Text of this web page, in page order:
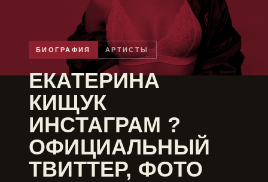
БИОГРАФИЯ АРТИСТЫ
ЕКАТЕРИНА
КИЩУК
ИНСТАГРАМ ?
ОФИЦИАЛЬНЫЙ
ТВИТТЕР, ФОТО